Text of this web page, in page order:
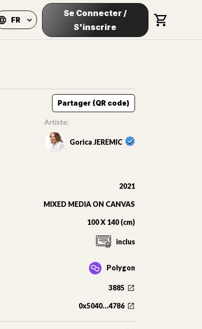
FR
Se Connecter /
S'inscrire
Partager (QR code)
Artiste:
Gorica JEREMIC
2021
MIXED MEDIA ON CANVAS
100 X 140 (cm)
inclus
Polygon
3885
0x5040...4786